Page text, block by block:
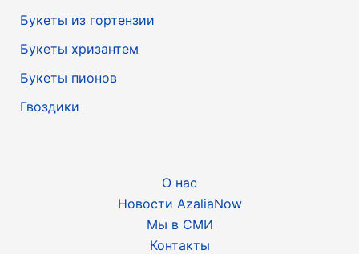
Букеты из гортензии
Букеты хризантем
Букеты пионов
Гвоздики
О нас
Новости AzaliaNow
Мы в СМИ
Контакты